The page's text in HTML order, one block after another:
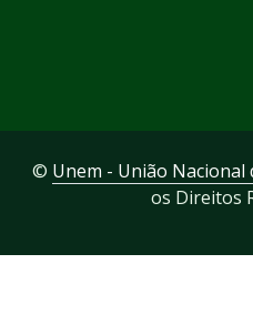
© Unem - União Nacional
os Direitos